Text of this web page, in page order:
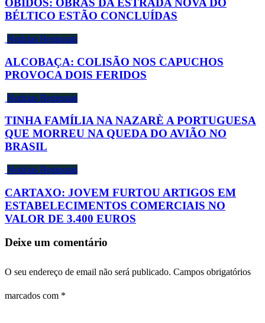
ÓBIDOS: OBRAS DA ESTRADA NOVA DO
BÉLTICO ESTÃO CONCLUÍDAS
Notícias Regionais
ALCOBAÇA: COLISÃO NOS CAPUCHOS
PROVOCA DOIS FERIDOS
Notícias Regionais
TINHA FAMÍLIA NA NAZARÈ A PORTUGUESA
QUE MORREU NA QUEDA DO AVIÃO NO
BRASIL
Notícias Regionais
CARTAXO: JOVEM FURTOU ARTIGOS EM
ESTABELECIMENTOS COMERCIAIS NO
VALOR DE 3.400 EUROS
Deixe um comentário
O seu endereço de email não será publicado. Campos obrigatórios
marcados com *